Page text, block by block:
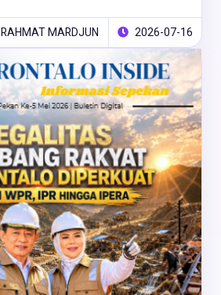
RAHMAT MARDJUN 2026-07-16